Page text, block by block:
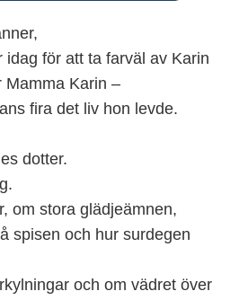
idag för att ta farväl av Karin
Mamma Karin –
fira det liv hon levde.
dotter.
om stora glädjeämnen,
spisen och hur surdegen
och om vädret över